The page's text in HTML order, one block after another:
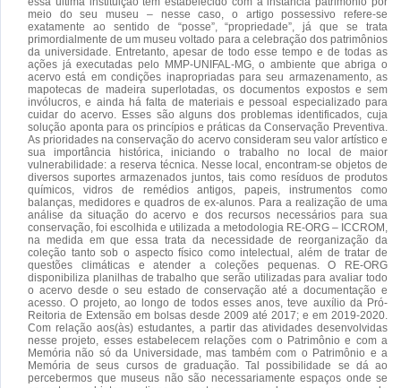
meio do seu museu – nesse caso, o artigo possessivo refere-se
exatamente ao sentido de “posse”, “propriedade”, já que se trata
primordialmente de um museu voltado para a celebração dos patrimônios
da universidade. Entretanto, apesar de todo esse tempo e de todas as
ações já executadas pelo MMP-UNIFAL-MG, o ambiente que abriga o
acervo está em condições inapropriadas para seu armazenamento, as
mapotecas de madeira superlotadas, os documentos expostos e sem
invólucros, e ainda há falta de materiais e pessoal especializado para
cuidar do acervo. Esses são alguns dos problemas identificados, cuja
solução aponta para os princípios e práticas da Conservação Preventiva.
As prioridades na conservação do acervo consideram seu valor artístico e
sua importância histórica, iniciando o trabalho no local de maior
vulnerabilidade: a reserva técnica. Nesse local, encontram-se objetos de
diversos suportes armazenados juntos, tais como resíduos de produtos
químicos, vidros de remédios antigos, papeis, instrumentos como
balanças, medidores e quadros de ex-alunos. Para a realização de uma
análise da situação do acervo e dos recursos necessários para sua
conservação, foi escolhida e utilizada a metodologia RE-ORG – ICCROM,
na medida em que essa trata da necessidade de reorganização da
coleção tanto sob o aspecto físico como intelectual, além de tratar de
questões climáticas e atender a coleções pequenas. O RE-ORG
disponibiliza planilhas de trabalho que serão utilizadas para avaliar todo
o acervo desde o seu estado de conservação até a documentação e
acesso. O projeto, ao longo de todos esses anos, teve auxílio da Pró-
Reitoria de Extensão em bolsas desde 2009 até 2017; e em 2019-2020.
Com relação aos(às) estudantes, a partir das atividades desenvolvidas
nesse projeto, esses estabelecem relações com o Patrimônio e com a
Memória não só da Universidade, mas também com o Patrimônio e a
Memória de seus cursos de graduação. Tal possibilidade se dá ao
percebermos que museus não são necessariamente espaços onde se